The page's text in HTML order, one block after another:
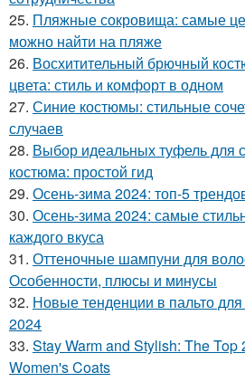
25. Пляжные сокровища: самые
можно найти на пляже
26. Восхитительный брючный
цвета: стиль и комфорт в одном
27. Синие костюмы: стильные
случаев
28. Выбор идеальных туфель для
костюма: простой гид
29. Осень-зима 2024: топ-5
30. Осень-зима 2024: самые
каждого вкуса
31. Оттеночные шампуни для
Особенности, плюсы и минусы
32. Новые тенденции в пальто
2024
33. Stay Warm and Stylish: The Top
Women's Coats